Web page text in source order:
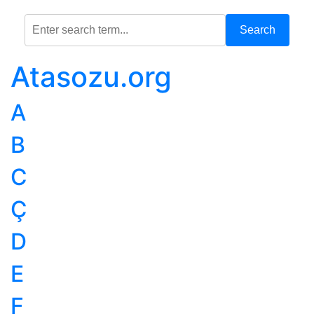
Search
Atasozu.org
A
B
C
Ç
D
E
F